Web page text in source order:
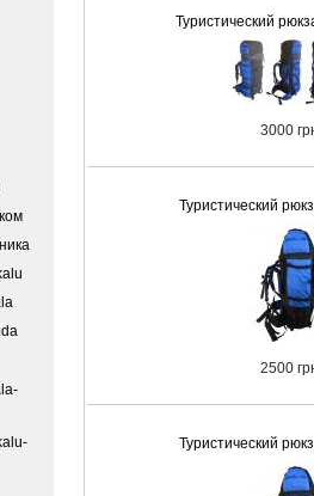
Туристический
3000
Туристический
2500
Туристический